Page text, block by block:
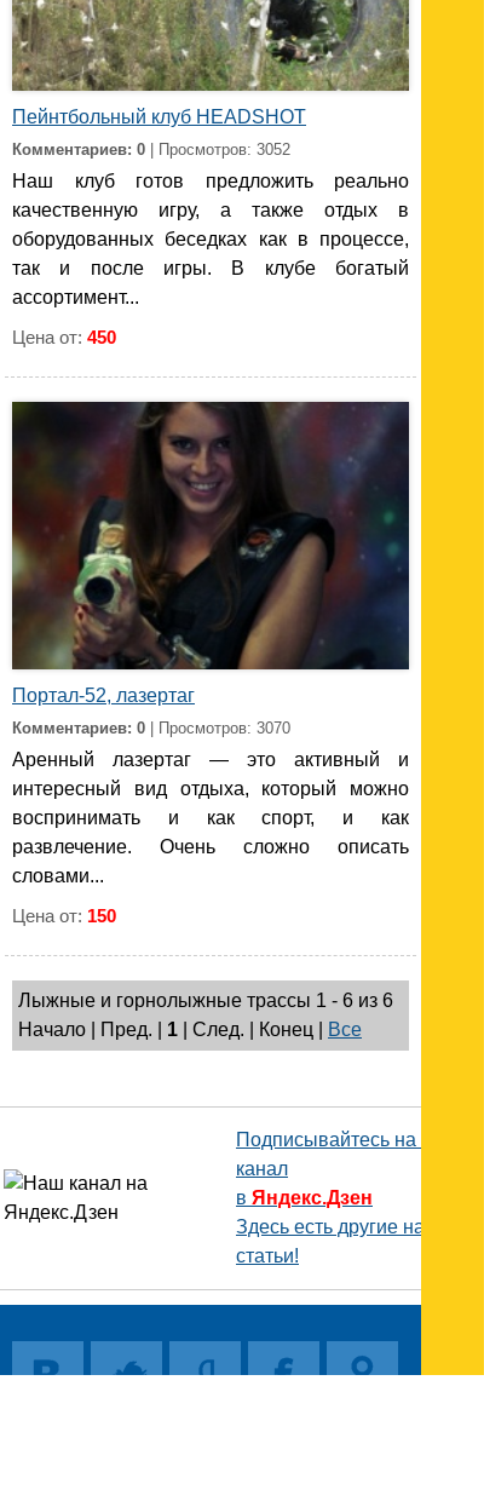
Пейнтбольный клуб HEADSHOT
Комментариев: 0 | Просмотров: 3052
Наш клуб готов предложить реально
качественную игру, а также отдых в
оборудованных беседках как в процессе,
так и после игры. В клубе богатый
ассортимент...
Цена от: 450
Портал-52, лазертаг
Комментариев: 0 | Просмотров: 3070
Аренный лазертаг — это активный и
интересный вид отдыха, который можно
воспринимать и как спорт, и как
развлечение. Очень сложно описать
словами...
Цена от: 150
Лыжные и горнолыжные трассы 1 - 6 из 6
Начало | Пред. | 1 | След. | Конец Все
Подписывайтесь на наш
канал
в Яндекс.Дзен
Здесь есть другие наши
статьи!